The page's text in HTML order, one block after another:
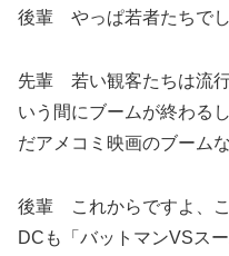
後輩 やっぱ若者たちでし
先輩 若い観客たちは流
いう間にブームが終わる
だアメコミ映画のブーム
後輩 これからですよ、こ
DCも「バットマンVSス